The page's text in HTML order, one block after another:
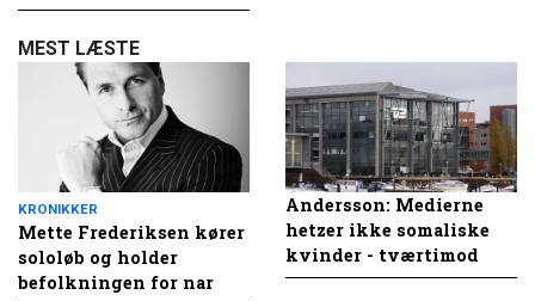
MEST LÆSTE
KRONIKKER
Mette Frederiksen kører
sololøb og holder
befolkningen for nar
Andersson: Medierne
hetzer ikke somaliske
kvinder - tværtimod